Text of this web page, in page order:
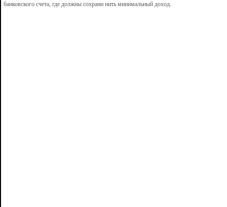
банковского счета, где должны сохрани нить минимальный доход.